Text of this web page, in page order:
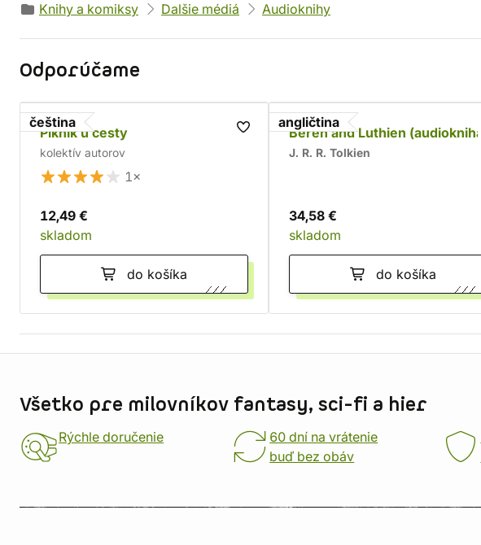
Knihy a komiksy
Dalšie médiá Audioknihy
Odporúčame
čeština
Piknik u cesty
kolektív autorov
1×
12,49 €
skladom
do košíka
angličtina
Beren and Luthien
J. R. R. Tolkien
34,58 €
skladom
do košíka
Všetko pre milovníkov fantasy, sci-fi a hier
Rýchle doručenie
60 dní na vrátenie
buď bez obáv